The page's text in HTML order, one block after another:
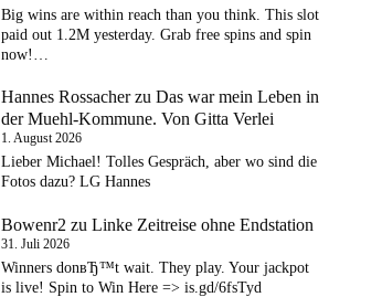
Big wins are within reach than you think. This slot
paid out 1.2M yesterday. Grab free spins and spin
now!…
Hannes Rossacherzu Das war mein Leben in
der Muehl-Kommune. Von Gitta Verlei
1. August 2026
Lieber Michael! Tolles Gespräch, aber wo sind die
Fotos dazu? LG Hannes
Bowenr2 zu Linke Zeitreise ohne Endstation
31. Juli 2026
Winners donвЂ™t wait. They play. Your jackpot
is live! Spin to Win Here => is.gd/6fsTyd